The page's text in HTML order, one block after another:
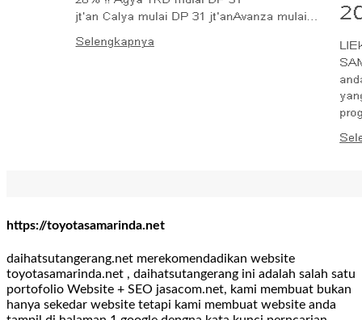
https://toyotasamarinda.net
daihatsutangerang.net merekomendadikan website
toyotasamarinda.net , daihatsutangerang ini adalah salah satu
portofolio Website + SEO jasacom.net, kami membuat bukan
hanya sekedar website tetapi kami membuat website anda